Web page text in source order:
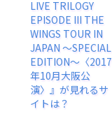
LIVE TRILOGY
EPISODE III THE
WINGS TOUR IN
JAPAN ～SPECIAL
EDITION～〈2017
年10月大阪公
演〉』が見れるサ
イトは？